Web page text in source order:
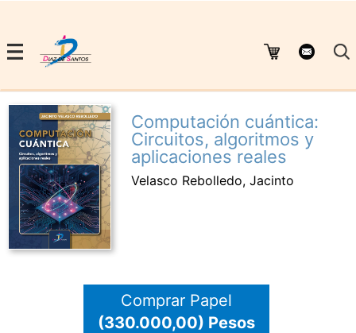
Computación cuántica:
Circuitos, algoritmos y
aplicaciones reales
Velasco Rebolledo, Jacinto
Comprar Papel
(330.000,00) Pesos